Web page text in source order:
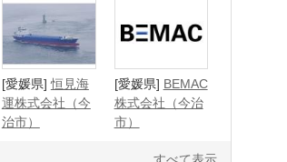
[愛媛県] 恒見海
運株式会社（今
治市）
[愛媛県] BEMAC
株式会社（今治
市）